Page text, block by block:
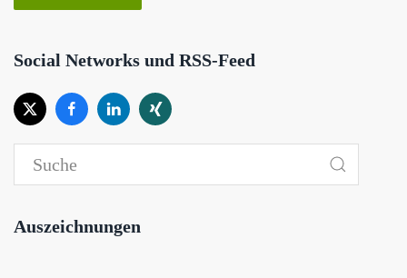
Social Networks und RSS-Feed
Auszeichnungen